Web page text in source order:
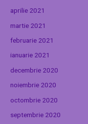
aprilie 2021
martie 2021
februarie 2021
ianuarie 2021
decembrie 2020
noiembrie 2020
octombrie 2020
septembrie 2020